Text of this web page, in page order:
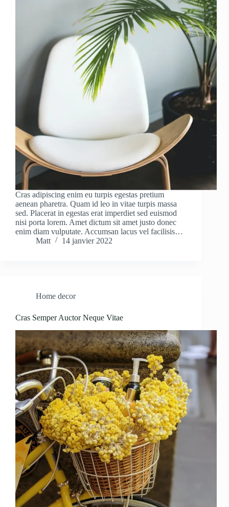
Cras adipiscing enim eu turpis egestas pretium
aenean pharetra. Quam id leo in vitae turpis massa
sed. Placerat in egestas erat imperdiet sed euismod
nisi porta lorem. Amet dictum sit amet justo donec
enim diam vulputate. Accumsan lacus vel facilisis…
Matt
14 janvier 2022
Home decor
Cras Semper Auctor Neque Vitae